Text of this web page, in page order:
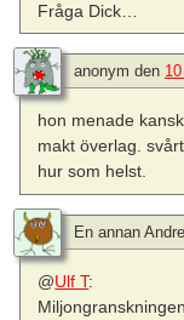
Fråga Dick…
anonym den
hon menade
makt överlag.
hur som helst.
En annan
@Ulf T: